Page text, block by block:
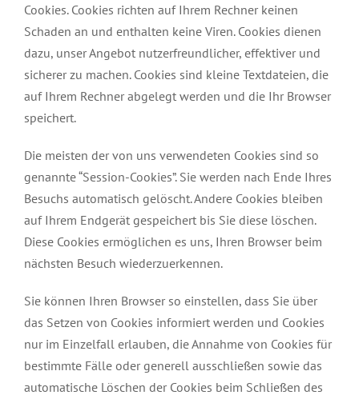
Cookies. Cookies richten auf Ihrem Rechner keinen
Schaden an und enthalten keine Viren. Cookies dienen
dazu, unser Angebot nutzerfreundlicher, effektiver und
sicherer zu machen. Cookies sind kleine Textdateien, die
auf Ihrem Rechner abgelegt werden und die Ihr Browser
speichert.
Die meisten der von uns verwendeten Cookies sind so
genannte “Session-Cookies”. Sie werden nach Ende Ihres
Besuchs automatisch gelöscht. Andere Cookies bleiben
auf Ihrem Endgerät gespeichert bis Sie diese löschen.
Diese Cookies ermöglichen es uns, Ihren Browser beim
nächsten Besuch wiederzuerkennen.
Sie können Ihren Browser so einstellen, dass Sie über
das Setzen von Cookies informiert werden und Cookies
nur im Einzelfall erlauben, die Annahme von Cookies für
bestimmte Fälle oder generell ausschließen sowie das
automatische Löschen der Cookies beim Schließen des